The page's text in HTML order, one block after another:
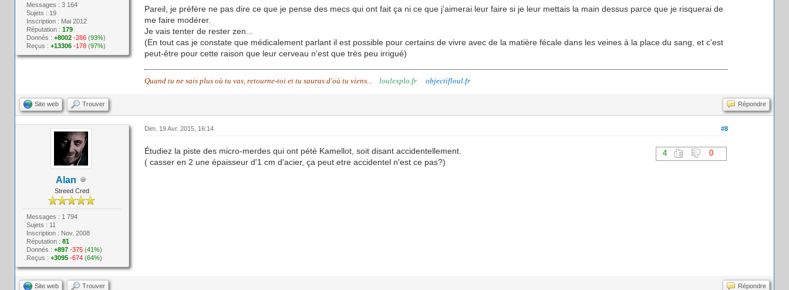
Messages : 3 164
Sujets : 19
Inscription : Mai 2012
Réputation : 179
Donnés : +8002 -286(93%)
Reçus : +13306 -178(97%)
Pareil, je préfère ne pas dire ce que je pense des mecs qui ont fait ça ni ce que j'aimerai leur faire si je leur mettais la main dessus parce que je risquerai de
me faire modérer.
Je vais tenter de rester zen...
(En tout cas je constate que médicalement parlant il est possible pour certains de vivre avec de la matière fécale dans les veines à la place du sang, et c'est
peut-être pour cette raison que leur cerveau n'est que très peu irrigué)
Quand tu ne sais plus où tu vas, retourne-toi et tu sauras d'où tu viens... loulexplo.fr objectifloul.fr
Site web Trouver Répondre
Alan
Streed Cred
Messages : 1 794
Sujets : 11
Inscription : Nov. 2008
Réputation : 81
Donnés : +897 -375(41%)
Reçus : +3095 -674(64%)
#8
Dim. 19 Avr. 2015, 16:14
4 0
Étudiez la piste des micro-merdes qui ont pété Kamellot, soit disant accidentellement.
( casser en 2 une épaisseur d'1 cm d'acier, ça peut etre accidentel n'est ce pas?)
Site web Trouver Répondre